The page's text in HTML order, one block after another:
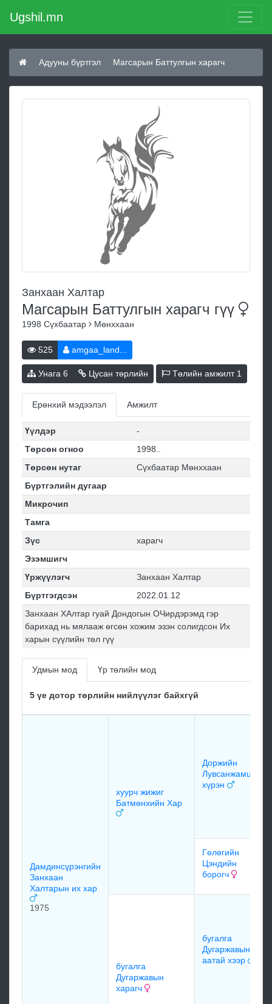
Ugshil.mn
Адууны бүртгэл Магсарын Баттулгын харагч
Занхаан Халтар
Магсарын Баттулгын харагч гүү
1998 Сүхбаатар Мөнххаан
525 amgaa_land...
Унага 6 Цусан төрлийн Төлийн амжилт 1
Ерөнхий мэдээлэл Амжилт
Үүлдэр
-
Төрсөн огноо
1998..
Төрсөн нутаг
Сүхбаатар Мөнххаан
Бүртгэлийн дугаар
Микрочип
Тамга
Зүс
харагч
Эзэмшигч
Үржүүлэгч
Занхаан Халтар
Бүртгэгдсэн
2022.01.12
Занхаан ХАлтар гуай Дондогын ОЧирдэрэмд гэр
барихад нь мялааж өгсөн хожим эзэн солигдсон Их
харын сүүлийн төл гүү
Удмын мод Үр төлийн мод
5 үе дотор төрлийн нийлүүлэг байхгүй
Дамдинсүрэнгийн
Занхаан
Халтарын их хар
1975
хуурч жижиг
Батмөнхийн Хар
Доржийн
Лувсанжамцын
хүрэн
Гөлөгийн
Цэндийн
борогч
бугалга
Дугаржавын
харагч
бугалга
Дугаржавын
аатай хээр